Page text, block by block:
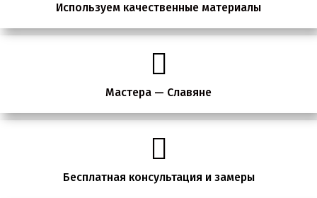
Используем качественные материалы
Мастера — Славяне
Бесплатная консультация и замеры